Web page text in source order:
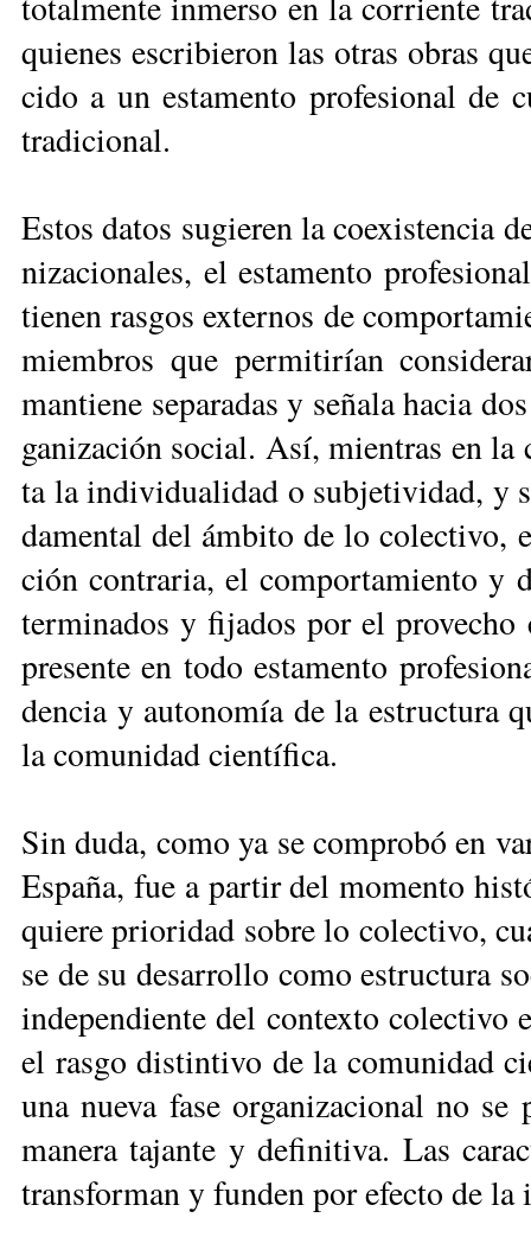
quie­nes es­cri­bie­ron las otras obras
ci­do a un es­ta­men­to pro­fe­sio­nal de
tra­di­cio­nal.
Es­tos da­tos su­gie­ren la coe­xis­ten­cia
ni­za­cio­na­les, el es­ta­men­to
tie­nen ras­gos ex­ter­nos de
miem­bros que per­mi­ti­rían
man­tie­ne se­pa­ra­das y se­ña­la ha­cia
ga­ni­za­ción so­cial. Así, mien­tras en
ta la in­di­vi­dua­li­dad o sub­je­ti­vi­dad, y
da­men­tal del ám­bi­to de lo co­lec­ti­vo,
ción con­tra­ria, el com­por­ta­mien­to y
ter­mi­na­dos y fi­ja­dos por el
pre­sen­te en to­do es­ta­men­to
den­cia y au­to­no­mía de la es­truc­tu­ra
la co­mu­ni­dad cien­tí­fi­ca.
Sin du­da, co­mo ya se com­pro­bó en
Es­pa­ña, fue a par­tir del mo­men­to
quie­re prio­ri­dad so­bre lo co­lec­ti­vo,
se de su de­sa­rro­llo co­mo es­truc­tu­ra
in­de­pen­dien­te del con­tex­to co­lec­ti­vo
el ras­go dis­tin­ti­vo de la co­mu­ni­dad
una nue­va fa­se or­ga­ni­za­cio­nal no
ma­ne­ra ta­jan­te y de­fi­ni­ti­va. Las
trans­for­man y fun­den por efec­to de